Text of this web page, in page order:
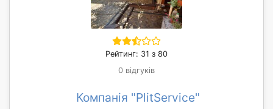
Рейтинг: 31 з 80
0 відгуків
Компанія "PlitService"